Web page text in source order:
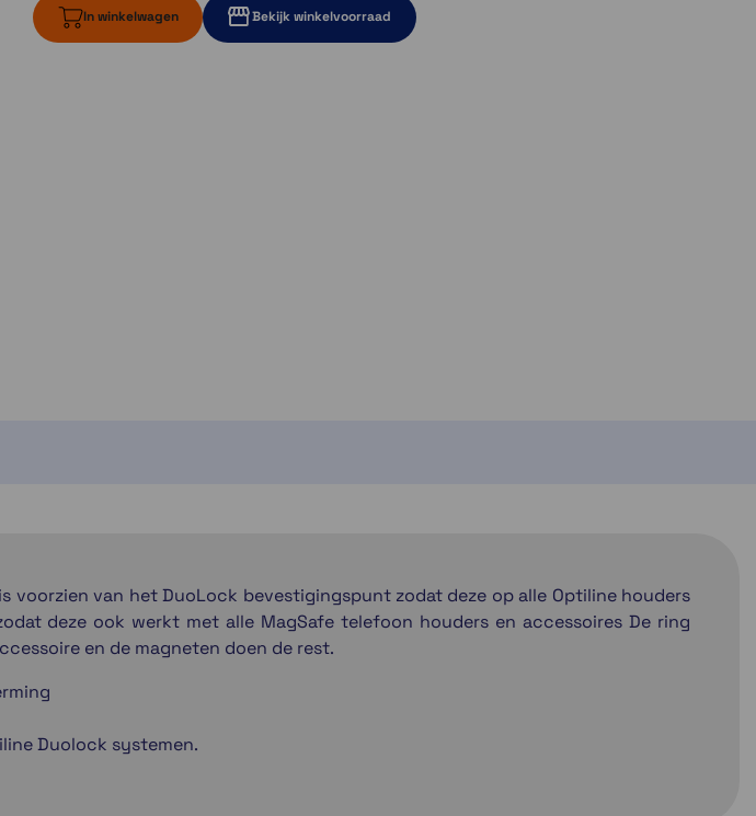
In winkelwagen Bekijk winkelvoorraad
voorzien van het DuoLock bevestigingspunt zodat deze op alle Optiline houders
deze ook werkt met alle MagSafe telefoon houders en accessoires De ring
en de magneten doen de rest.
Duolock systemen.